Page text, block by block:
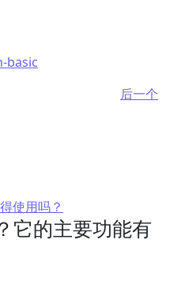
basic
后一个
使用吗？
它的主要功能有